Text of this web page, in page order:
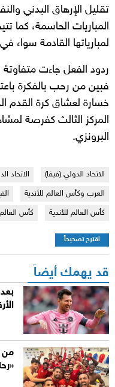
تقليل الإرهاق البدني
المباريات الحاسمة، كما
لمبارياتها القادمة سواء
ردود الفعل جاءت متفاوتة
فبين من رحب بالفكرة
خسارة لعشاق كرة القدم
المركز الثالث كفرصة
البرونزي.
الاتحاد الدولي (فيفا)
الاتحاد
العرب وكأس العالم للأندية
كأس العالم للأندية
كأس العالم
اقترح تصحيحاً
قد يهمك أيضاً
من